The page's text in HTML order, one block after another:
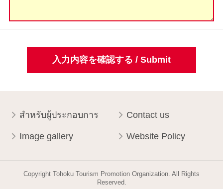
入力内容を確認する / Submit
สำหรับผู้ประกอบการ Contact us
Image gallery Website Policy
Copyright Tohoku Tourism Promotion Organization. All Rights
Reserved.